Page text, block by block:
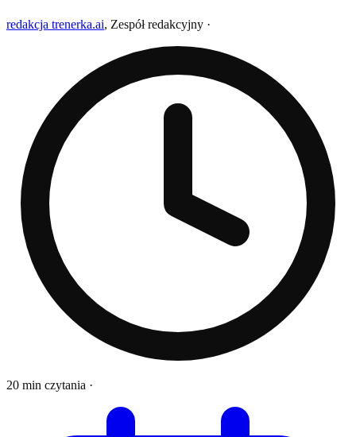
redakcja trenerka.ai, Zespół redakcyjny ·
20 min czytania ·